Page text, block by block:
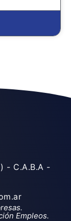
- C.A.B.A -
Empleos.